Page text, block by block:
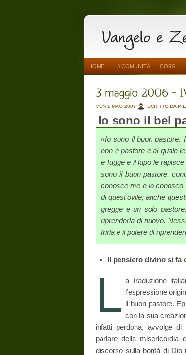
HOME LA COMUNITÀ CORSI
VEN 1 MAG 2009 SCRITTO DA
Io sono il bel
«Io sono il buon pastore.
non è pastore e al quale
e fugge e il lupo le
sono il buon pastore,
conosce me e io conosco
di quest’ovile; anche
gregge e un solo
riprenderla di nuovo.
frirla e il potere di
Il pensiero divino si fa
L a traduzione
l’espressione
il buon pastore.
con la sua
infatti perdona, avvolge
parlare della miseri­cordia
discorso sulla bontà di Dio